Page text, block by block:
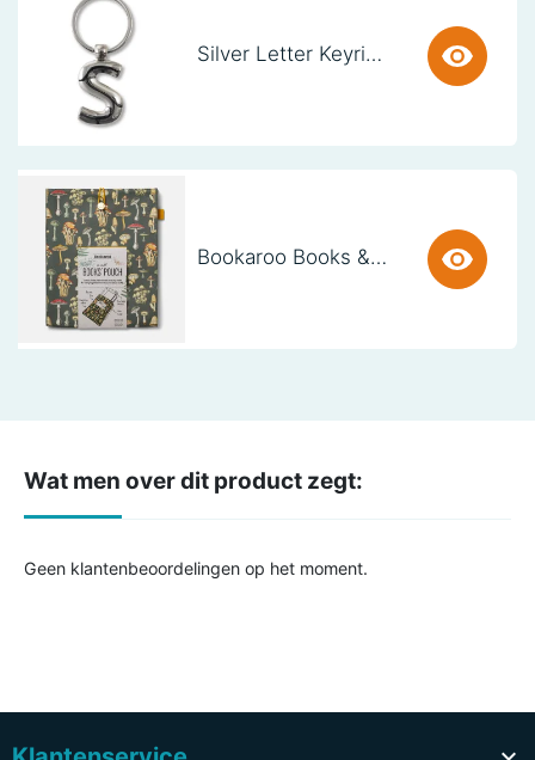
Silver Letter Keyring - S (set van 3)
Bookaroo Books & Stuff Pouch - Botanical
Wat men over dit product zegt:
Geen klantenbeoordelingen op het moment.